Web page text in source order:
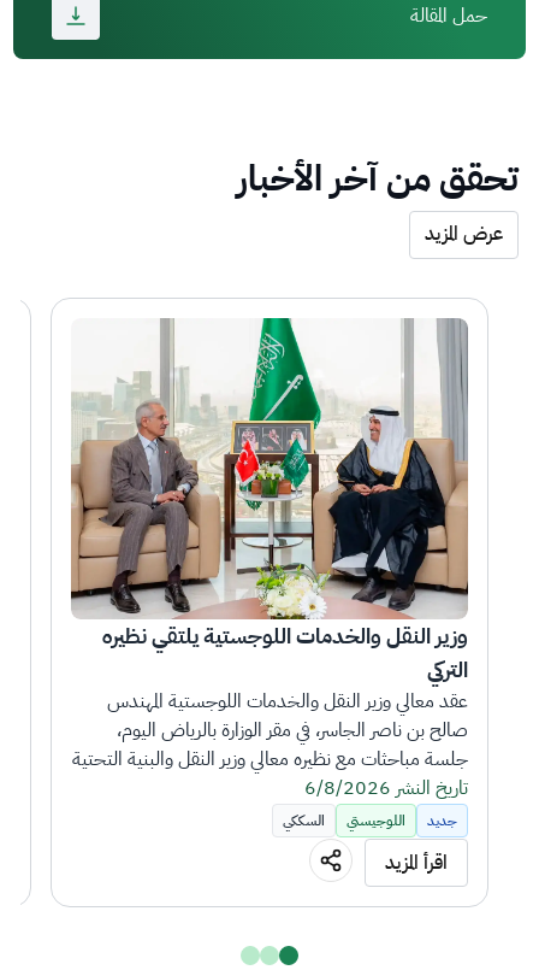
حمل المقالة
تحقق من آخر الأخبار
عرض المزيد
التركي
وفد رفيع المستوى.
بين البلدين في مجالات النقل والخدمات اللوجستية،
النقل البري والبحري والجوي والسككي.
تاريخ النشر 6/8/2026
جديد اللوجيستي السككي
اقرأ المزيد